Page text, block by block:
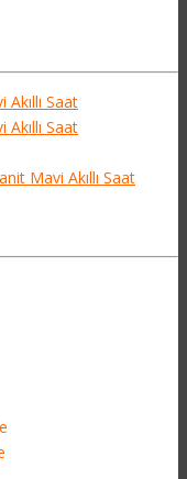
Mavi Akıllı Saat